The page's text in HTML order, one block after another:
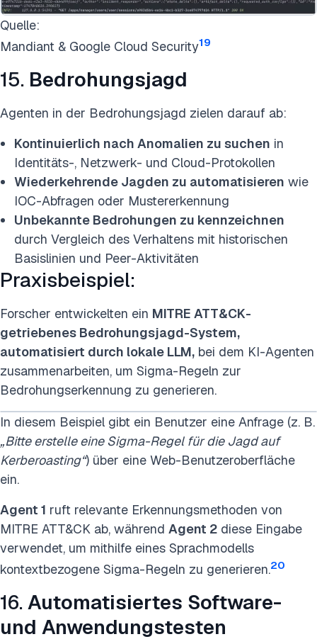
Quelle:
Mandiant & Google Cloud Security19
15. Bedrohungsjagd
Agenten in der Bedrohungsjagd zielen darauf ab:
Kontinuierlich nach Anomalien zu suchen in
Identitäts-, Netzwerk- und Cloud-Protokollen
Wiederkehrende Jagden zu automatisieren wie
IOC-Abfragen oder Mustererkennung
Unbekannte Bedrohungen zu kennzeichnen
durch Vergleich des Verhaltens mit historischen
Basislinien und Peer-Aktivitäten
Praxisbeispiel:
Forscher entwickelten ein MITRE ATT&CK-
getriebenes Bedrohungsjagd-System,
automatisiert durch lokale LLM, bei dem KI-Agenten
zusammenarbeiten, um Sigma-Regeln zur
Bedrohungserkennung zu generieren.
In diesem Beispiel gibt ein Benutzer eine Anfrage (z. B.
„Bitte erstelle eine Sigma-Regel für die Jagd auf
Kerberoasting“) über eine Web-Benutzeroberfläche
ein.
Agent 1 ruft relevante Erkennungsmethoden von
MITRE ATT&CK ab, während Agent 2 diese Eingabe
verwendet, um mithilfe eines Sprachmodells
kontextbezogene Sigma-Regeln zu generieren.20
16. Automatisiertes Software-
und Anwendungstesten